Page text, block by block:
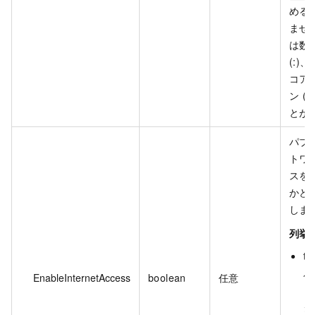
める
ませ
は数
(:)、
コア
ン (-
とが
EnableInternetAccess boolean 任意
パブ
トワ
スを
かど
しま
列挙
パ